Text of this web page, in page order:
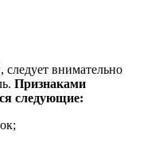
следует внимательно
Признаками
следующие: